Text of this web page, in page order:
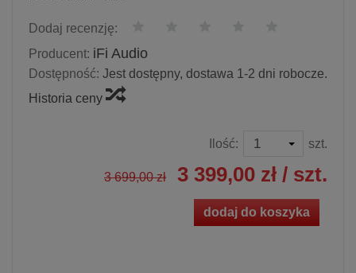
Dodaj recenzję:
Producent: iFi Audio
Dostępność: Jest dostępny, dostawa 1-2 dni robocze.
Historia ceny
Ilość: szt.
3 699,00 zł 3 399,00 zł / szt.
dodaj do koszyka